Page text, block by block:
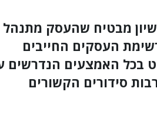
מבטיח שהעסק מתנהל
העסקים החייבים
בכל האמצעים הנדרשים
סידורים הקשורים